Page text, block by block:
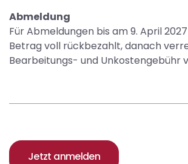
Abmeldung
Für Abmeldungen bis am 9. April
Betrag voll rückbezahlt, danach
Bearbeitungs- und Unkostengebühr
Jetzt anmelden